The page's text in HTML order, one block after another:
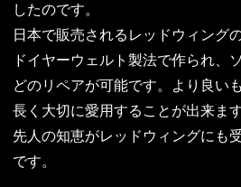
したのです。
日本で販売されるレッドウィング
ドイヤーウェルト製法で作られ、
どのリペアが可能です。より良い
長く大切に愛用することが出来ます
先人の知恵がレッドウィングにも
です。